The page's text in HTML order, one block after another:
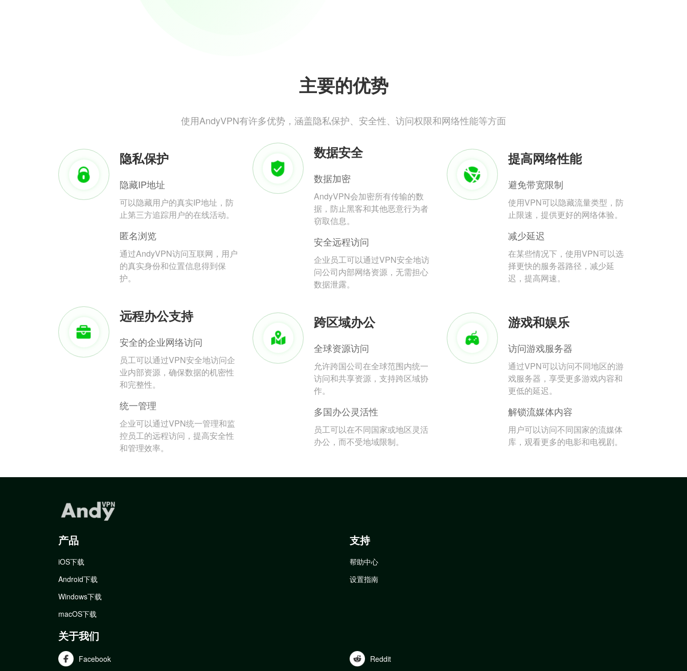
主要的优势
使用AndyVPN有许多优势，涵盖隐私保护、安全性、访问权限和网络性能等方面
隐私保护
隐藏IP地址
可以隐藏用户的真实IP地址，防
止第三方追踪用户的在线活动。
匿名浏览
通过AndyVPN访问互联网，用户
的真实身份和位置信息得到保
护。
数据安全
数据加密
AndyVPN会加密所有传输的数
据，防止黑客和其他恶意行为者
窃取信息。
安全远程访问
企业员工可以通过VPN安全地访
问公司内部网络资源，无需担心
数据泄露。
提高网络性能
避免带宽限制
使用VPN可以隐藏流量类型，防
止限速，提供更好的网络体验。
减少延迟
在某些情况下，使用VPN可以选
择更快的服务器路径，减少延
迟，提高网速。
远程办公支持
安全的企业网络访问
员工可以通过VPN安全地访问企
业内部资源，确保数据的机密性
和完整性。
统一管理
企业可以通过VPN统一管理和监
控员工的远程访问，提高安全性
和管理效率。
跨区域办公
全球资源访问
允许跨国公司在全球范围内统一
访问和共享资源，支持跨区域协
作。
多国办公灵活性
员工可以在不同国家或地区灵活
办公，而不受地域限制。
游戏和娱乐
访问游戏服务器
通过VPN可以访问不同地区的游
戏服务器，享受更多游戏内容和
更低的延迟。
解锁流媒体内容
用户可以访问不同国家的流媒体
库，观看更多的电影和电视剧。
产品
iOS下载
Android下载
Windows下载
macOS下载
支持
帮助中心
设置指南
关于我们
Facebook Reddit